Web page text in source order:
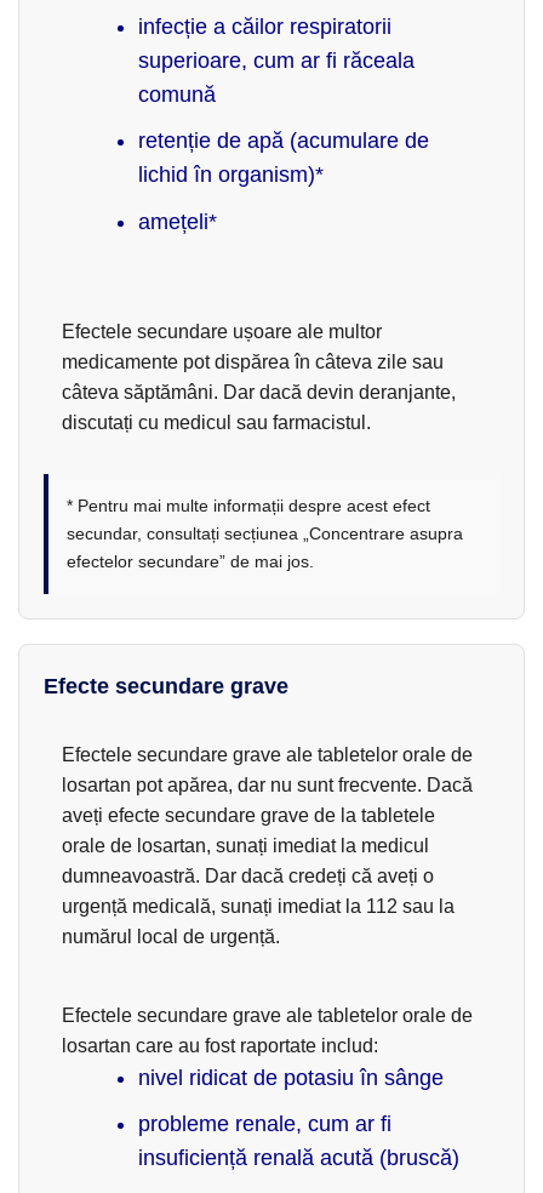
infecție a căilor respiratorii
superioare, cum ar fi răceala
comună
retenție de apă (acumulare de
lichid în organism)*
amețeli*
Efectele secundare ușoare ale multor
medicamente pot dispărea în câteva zile sau
câteva săptămâni. Dar dacă devin deranjante,
discutați cu medicul sau farmacistul.
* Pentru mai multe informații despre acest efect
secundar, consultați secțiunea „Concentrare asupra
efectelor secundare” de mai jos.
Efecte secundare grave
Efectele secundare grave ale tabletelor orale de
losartan pot apărea, dar nu sunt frecvente. Dacă
aveți efecte secundare grave de la tabletele
orale de losartan, sunați imediat la medicul
dumneavoastră. Dar dacă credeți că aveți o
urgență medicală, sunați imediat la 112 sau la
numărul local de urgență.
Efectele secundare grave ale tabletelor orale de
losartan care au fost raportate includ:
nivel ridicat de potasiu în sânge
probleme renale, cum ar fi
insuficiență renală acută (bruscă)